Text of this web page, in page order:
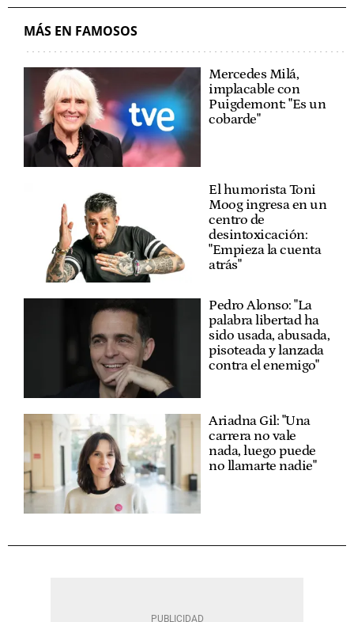
MÁS EN FAMOSOS
Mercedes Milá,
implacable con
Puigdemont: "Es un
cobarde"
El humorista Toni
Moog ingresa en un
centro de
desintoxicación:
"Empieza la cuenta
atrás"
Pedro Alonso: "La
palabra libertad ha
sido usada, abusada,
pisoteada y lanzada
contra el enemigo"
Ariadna Gil: "Una
carrera no vale
nada, luego puede
no llamarte nadie"